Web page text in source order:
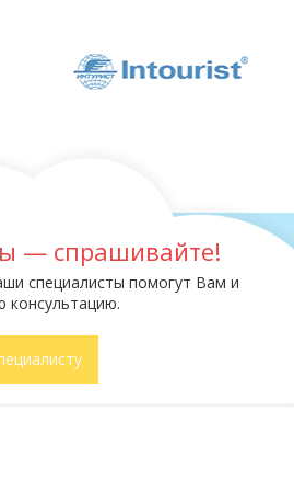
— спрашивайте!
специалисты помогут Вам и
консультацию.